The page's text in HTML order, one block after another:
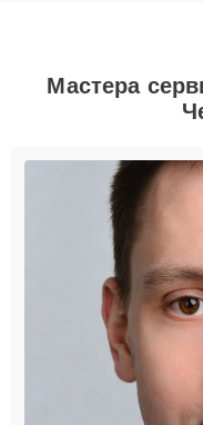
Мастера